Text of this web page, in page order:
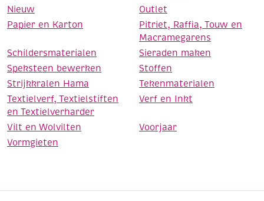
Nieuw
Outlet
Papier en Karton
Pitriet, Raffia, Touw en
Macramegarens
Schildersmaterialen
Sieraden maken
Speksteen bewerken
Stoffen
Strijkkralen Hama
Tekenmaterialen
Textielverf, Textielstiften
en Textielverharder
Verf en Inkt
Vilt en Wolvilten
Voorjaar
Vormgieten